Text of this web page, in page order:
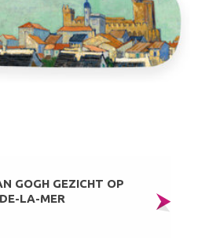
GOGH GEZICHT OP
LA-MER